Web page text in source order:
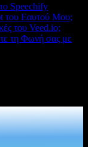
Speechify
του Εαυτού Μου;
του Veed.io;
τη Φωνή σας με